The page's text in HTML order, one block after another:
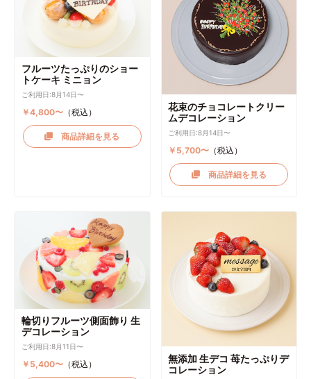
フルーツたっぷりのショー
トケーキ ミニョン
ご利用日:8月14日〜
￥4,800〜（税込）
商品詳細を見る
花束のチョコレートクリー
ムデコレーション
ご利用日:8月14日〜
￥5,700〜 （税込）
商品詳細を見る
輪切りフルーツ側面飾り 生
デコレーション
ご利用日:8月11日〜
￥5,400〜（税込）
無添加 生デコ 苺たっぷりデ
コレーション